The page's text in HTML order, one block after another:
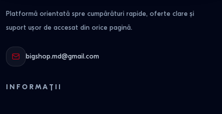
Platformă orientată spre cumpărături rapide, oferte clare și
suport ușor de accesat din orice pagină.
bigshop.md@gmail.com
INFORMAȚII